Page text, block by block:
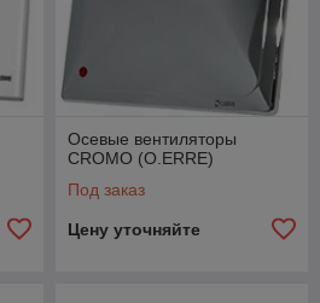
Осевые вентиляторы
CROMO (O.ERRE)
Под заказ
Цену уточняйте